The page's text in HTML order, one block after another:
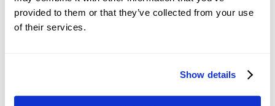
provided to them or that they’ve collected from your use
of their services.
Show details
2026-08-08 05:51:40 (GMT+0)
kisaran bertahan
dengan nada bullish